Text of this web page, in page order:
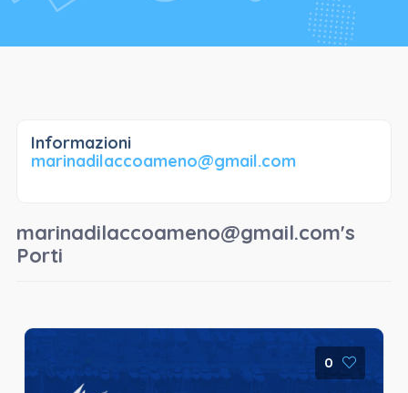
Informazioni
marinadilaccoameno@gmail.com
marinadilaccoameno@gmail.com's
Porti
0